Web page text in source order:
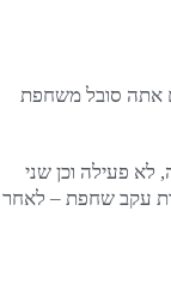
אתה סובל משחפת
לא פעילה וכן שני
עקב שחפת – לאחר